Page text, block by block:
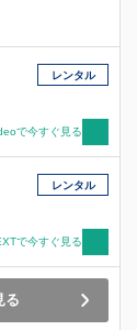
レンタル
で今すぐ見る
レンタル
で今すぐ見る
る